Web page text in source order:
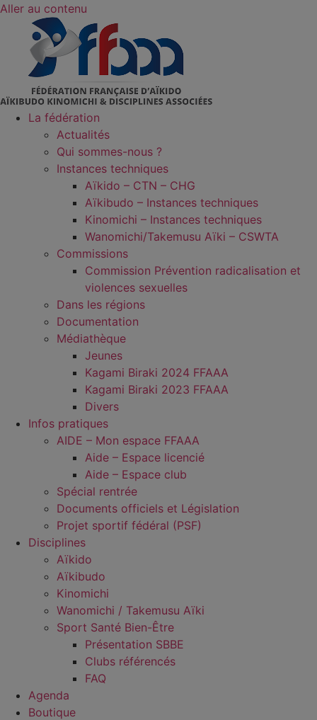
Aller au contenu
La fédération
Actualités
Qui sommes-nous ?
Instances techniques
Aïkido – CTN – CHG
Aïkibudo – Instances techniques
Kinomichi – Instances techniques
Wanomichi/Takemusu Aïki – CSWTA
Commissions
Commission Prévention radicalisation et
violences sexuelles
Dans les régions
Documentation
Médiathèque
Jeunes
Kagami Biraki 2024 FFAAA
Kagami Biraki 2023 FFAAA
Divers
Infos pratiques
AIDE – Mon espace FFAAA
Aide – Espace licencié
Aide – Espace club
Spécial rentrée
Documents officiels et Législation
Projet sportif fédéral (PSF)
Disciplines
Aïkido
Aïkibudo
Kinomichi
Wanomichi / Takemusu Aïki
Sport Santé Bien-Être
Présentation SBBE
Clubs référencés
FAQ
Agenda
Boutique